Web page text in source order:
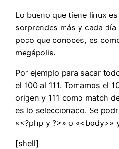
Lo bueno que tiene linux
sorprendes más y cada
poco que conoces, es
megápolis.
Por ejemplo para sacar
el 100 al 111. Tomamos el
origen y 111 como match
es lo seleccionado. Se
«<?php y ?>» o «<body>»
[shell]